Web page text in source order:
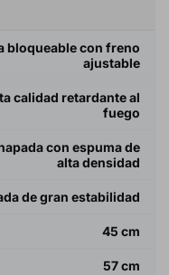
bloqueable con freno
ajustable
calidad retardante al
fuego
con espuma de
alta densidad
de gran estabilidad
45 cm
57 cm